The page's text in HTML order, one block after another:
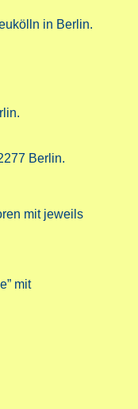
in Berlin.
Berlin.
mit jeweils
mit